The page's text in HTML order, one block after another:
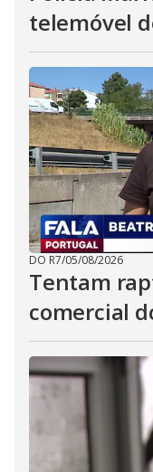
telemóvel
DO R7/05/08/2026
Tentam
comercial